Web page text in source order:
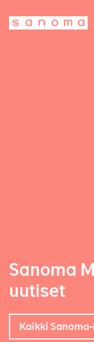
Sanoma
uutiset
Kaikki